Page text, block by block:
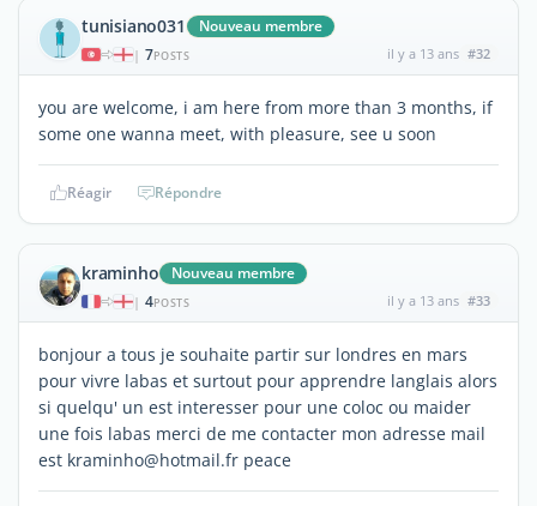
tunisiano031 Nouveau membre
| 7POSTS il y a 13 ans #32
you are welcome, i am here from more than 3 months, if
some one wanna meet, with pleasure, see u soon
Réagir Répondre
kraminho Nouveau membre
| 4POSTS il y a 13 ans #33
bonjour a tous je souhaite partir sur londres en mars
pour vivre labas et surtout pour apprendre langlais alors
si quelqu' un est interesser pour une coloc ou maider
une fois labas merci de me contacter mon adresse mail
est kraminho@hotmail.fr peace